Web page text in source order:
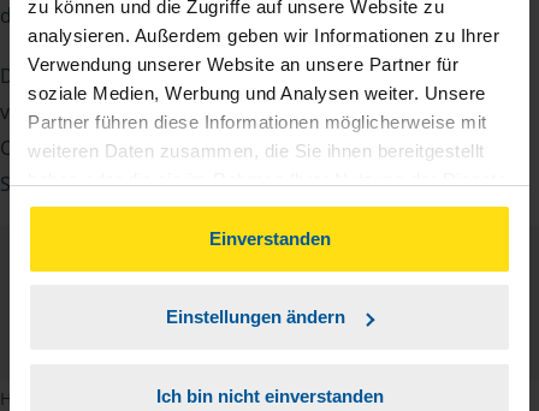
zu können und die Zugriffe auf unsere Website zu
analysieren. Außerdem geben wir Informationen zu Ihrer
Verwendung unserer Website an unsere Partner für
soziale Medien, Werbung und Analysen weiter. Unsere
Partner führen diese Informationen möglicherweise mit
weiteren Daten zusammen, die Sie ihnen bereitgestellt
gesammelt haben. Indem Sie auf Einverstanden klicken,
können Sie der Verwendung von Cookies, gemäß
unserer
Einverstanden
Einstellungen ändern
Ich bin nicht einverstanden
die Bescheinigung über das Kindergeld.
Damit Sie sich gut vorbereiten können und keinen der
vielen Nachweise vergessen, stellen wir Ihnen hier eine
Checkliste für Arbeitnehmer, Beamte, Auszubildende und
Studenten sowie Rentner zur Verfügung.
Checkliste
Hinweis: Übersetzungen in mehreren Sprachen finden Sie, wenn